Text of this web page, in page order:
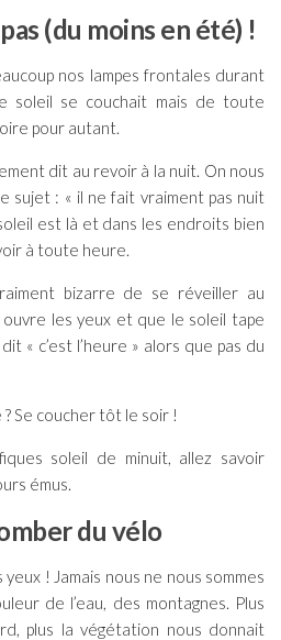
(du moins en été) !
nos lampes frontales durant
soleil se couchait mais de toute
pour autant.
dit au revoir à la nuit. On nous
sujet : « il ne fait vraiment pas nuit
est là et dans les endroits bien
à toute heure.
bizarre de se réveiller au
les yeux et que le soleil tape
« c’est l’heure » alors que pas du
? Se coucher tôt le soir !
soleil de minuit, allez savoir
émus.
du vélo
! Jamais nous ne nous sommes
de l’eau, des montagnes. Plus
plus la végétation nous donnait